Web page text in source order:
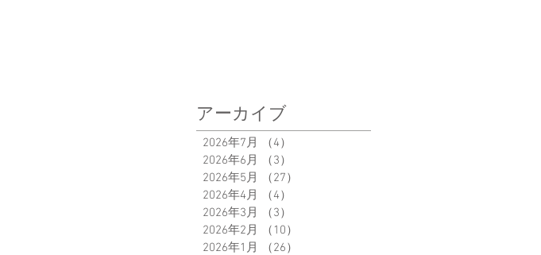
アーカイブ
2026年7月 （4）
2026年6月
（3）
2026年5月
（27）
2026年4月
（4）
2026年3月
（3）
2026年2月
（10）
2026年1月
（26）